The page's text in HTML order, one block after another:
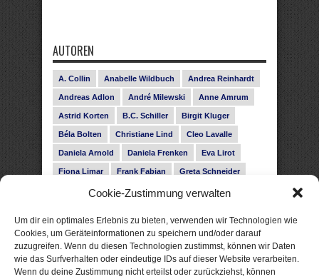
Cookie-Zustimmung verwalten
Um dir ein optimales Erlebnis zu bieten, verwenden wir Technologien wie
Cookies, um Geräteinformationen zu speichern und/oder darauf
zuzugreifen. Wenn du diesen Technologien zustimmst, können wir Daten
wie das Surfverhalten oder eindeutige IDs auf dieser Website verarbeiten.
Wenn du deine Zustimmung nicht erteilst oder zurückziehst, können
AUTOREN
A. Collin Anabelle Wildbuch Andrea Reinhardt
Andreas Adlon André Milewski Anne Amrum
Astrid Korten B.C. Schiller Birgit Kluger
Béla Bolten Christiane Lind Cleo Lavalle
Daniela Arnold Daniela Frenken Eva Lirot
Fiona Limar Frank Fabian Greta Schneider
Gunnar Schwarz Hanna Holmgren
Josefine Weiss Karolyn Ciseau
Leonie Haubrich Lilly Labord Livia Pipes
Malin Blunk Marcus Hünnebeck Martin Krist